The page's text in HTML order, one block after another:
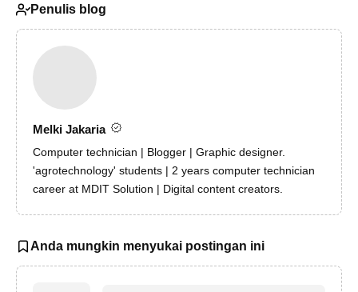
Penulis blog
Melki Jakaria
Computer technician | Blogger | Graphic designer.
'agrotechnology' students | 2 years computer technician
career at MDIT Solution | Digital content creators.
Anda mungkin menyukai postingan ini